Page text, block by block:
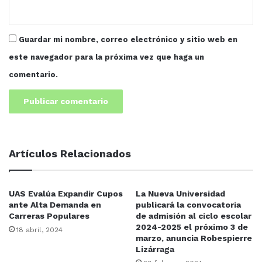
alta responsabilidad que asume como Secretario
institucional más en los tiempos actuales y no bajar la
guardia en esta defensa de la Autonomía, mientras que
al doctor Alapizco le reconoció su labor y que deja un
legado de profesionalismo y entrega.
Guardar mi nombre, correo electrónico y sitio web en
este navegador para la próxima vez que haga un
comentario.
Artículos Relacionados
UAS Evalúa Expandir Cupos
ante Alta Demanda en
Carreras Populares
18 abril, 2024
La Nueva Universidad
publicará la convocatoria
de admisión al ciclo escolar
2024-2025 el próximo 3 de
marzo, anuncia Robespierre
Lizárraga